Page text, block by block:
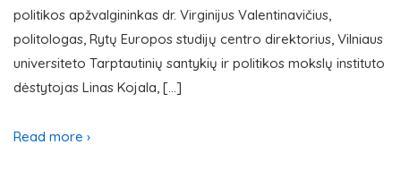
politikos apžvalgininkas dr. Virginijus Valentinavičius,
politologas, Rytų Europos studijų centro direktorius, Vilniaus
universiteto Tarptautinių santykių ir politikos mokslų instituto
dėstytojas Linas Kojala, […]
Read more ›